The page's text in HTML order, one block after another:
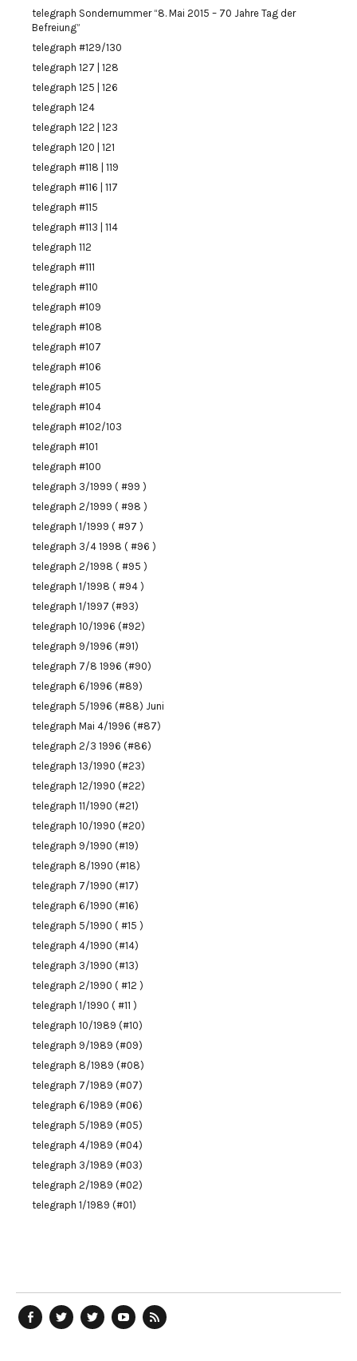
telegraph Sondernummer “8. Mai 2015 – 70 Jahre Tag der
Befreiung”
telegraph #129/130
telegraph 127 | 128
telegraph 125 | 126
telegraph 124
telegraph 122 | 123
telegraph 120 | 121
telegraph #118 | 119
telegraph #116 | 117
telegraph #115
telegraph #113 | 114
telegraph 112
telegraph #111
telegraph #110
telegraph #109
telegraph #108
telegraph #107
telegraph #106
telegraph #105
telegraph #104
telegraph #102/103
telegraph #101
telegraph #100
telegraph 3/1999 ( #99 )
telegraph 2/1999 ( #98 )
telegraph 1/1999 ( #97 )
telegraph 3/4 1998 ( #96 )
telegraph 2/1998 ( #95 )
telegraph 1/1998 ( #94 )
telegraph 1/1997 (#93)
telegraph 10/1996 (#92)
telegraph 9/1996 (#91)
telegraph 7/8 1996 (#90)
telegraph 6/1996 (#89)
telegraph 5/1996 (#88) Juni
telegraph Mai 4/1996 (#87)
telegraph 2/3 1996 (#86)
telegraph 13/1990 (#23)
telegraph 12/1990 (#22)
telegraph 11/1990 (#21)
telegraph 10/1990 (#20)
telegraph 9/1990 (#19)
telegraph 8/1990 (#18)
telegraph 7/1990 (#17)
telegraph 6/1990 (#16)
telegraph 5/1990 ( #15 )
telegraph 4/1990 (#14)
telegraph 3/1990 (#13)
telegraph 2/1990 ( #12 )
telegraph 1/1990 ( #11 )
telegraph 10/1989 (#10)
telegraph 9/1989 (#09)
telegraph 8/1989 (#08)
telegraph 7/1989 (#07)
telegraph 6/1989 (#06)
telegraph 5/1989 (#05)
telegraph 4/1989 (#04)
telegraph 3/1989 (#03)
telegraph 2/1989 (#02)
telegraph 1/1989 (#01)